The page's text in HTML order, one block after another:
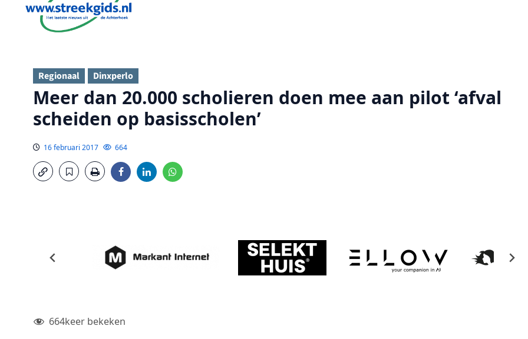
Regionaal Dinxperlo
Meer dan 20.000 scholieren doen mee aan pilot ‘afval
scheiden op basisscholen’
16 februari 2017 664
664keer bekeken